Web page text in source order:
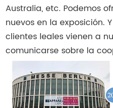
Australia, etc. Podemos
nuevos en la exposición.
clientes leales vienen a
comunicarse sobre la